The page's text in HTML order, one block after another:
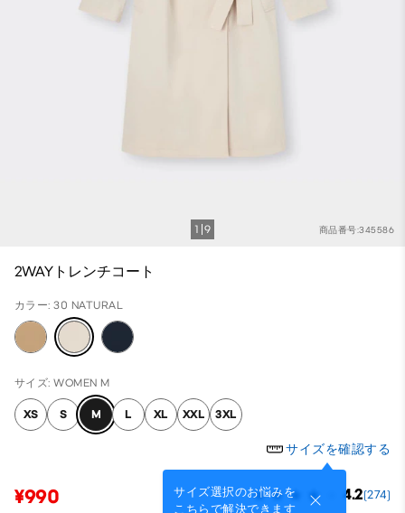
商品番号:345586
1 9
2WAYトレンチコート
カラー: 30 NATURAL
サイズ: WOMEN M
XS S M L XL XXL 3XL
サイズを確認する
サイズ選択のお悩みを
こちらで解決できます
¥990 4.2(274)